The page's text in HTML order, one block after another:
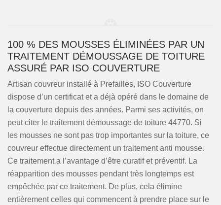
100 % DES MOUSSES ÉLIMINÉES PAR UN
TRAITEMENT DÉMOUSSAGE DE TOITURE
ASSURÉ PAR ISO COUVERTURE
Artisan couvreur installé à Prefailles, ISO Couverture
dispose d’un certificat et a déjà opéré dans le domaine de
la couverture depuis des années. Parmi ses activités, on
peut citer le traitement démoussage de toiture 44770. Si
les mousses ne sont pas trop importantes sur la toiture, ce
couvreur effectue directement un traitement anti mousse.
Ce traitement a l’avantage d’être curatif et préventif. La
réapparition des mousses pendant très longtemps est
empêchée par ce traitement. De plus, cela élimine
entièrement celles qui commencent à prendre place sur le